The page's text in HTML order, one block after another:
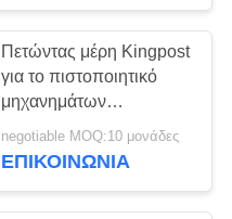
Πετώντας μέρη Kingpost
για το πιστοποιητικό
μηχανημάτων
IATF16949 ISO9001
εφαρμοσμένης
negotiable MOQ:10 μονάδες
ΕΠΙΚΟΙΝΩΝΊΑ